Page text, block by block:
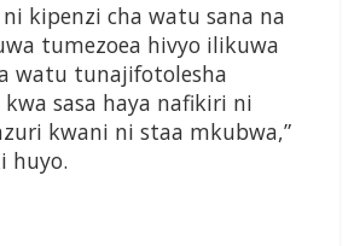
kipenzi cha watu sana na
tumezoea hivyo ilikuwa
watu tunajifotolesha
sasa haya nafikiri ni
kwani ni staa mkubwa,”
huyo.